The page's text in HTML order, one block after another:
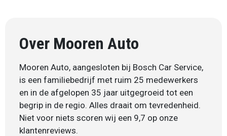
Over Mooren Auto
Mooren Auto, aangesloten bij Bosch Car Service,
is een familiebedrijf met ruim 25 medewerkers
en in de afgelopen 35 jaar uitgegroeid tot een
begrip in de regio. Alles draait om tevredenheid.
Niet voor niets scoren wij een 9,7 op onze
klantenreviews.